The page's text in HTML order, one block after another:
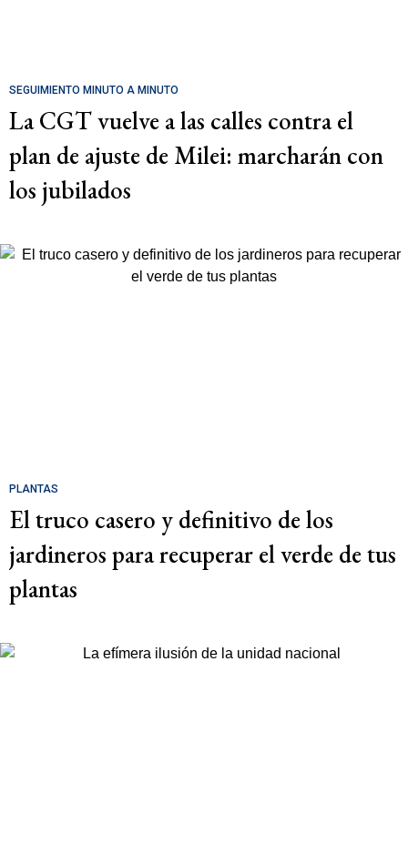
SEGUIMIENTO MINUTO A MINUTO
La CGT vuelve a las calles contra el
plan de ajuste de Milei: marcharán con
los jubilados
PLANTAS
El truco casero y definitivo de los
jardineros para recuperar el verde de tus
plantas